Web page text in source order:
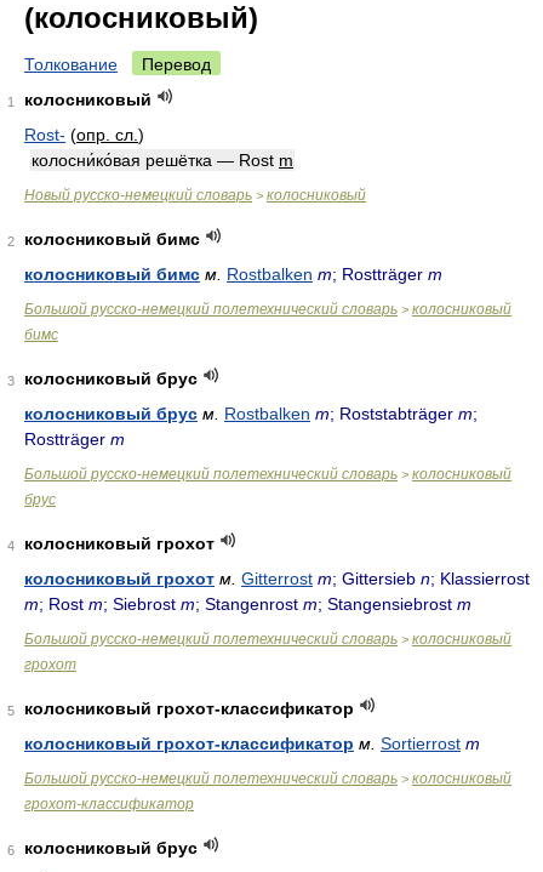
(колосниковый)
Толкование Перевод
1
колосниковый
Rost- (опр. сл. )
колосни́ко́вая решётка — Rost m
Новый русско-немецкий словарь > колосниковый
2
колосниковый бимс
колосниковый бимс м. Rostbalken m; Rostträger m
Большой русско-немецкий полетехнический словарь > колосниковый
бимс
3
колосниковый брус
колосниковый брус м. Rostbalken m; Roststabträger m;
Rostträger m
Большой русско-немецкий полетехнический словарь > колосниковый
брус
4
колосниковый грохот
колосниковый грохот м. Gitterrost m; Gittersieb n; Klassierrost
m; Rost m; Siebrost m; Stangenrost m; Stangensiebrost m
Большой русско-немецкий полетехнический словарь > колосниковый
грохот
5
колосниковый грохот-классификатор
колосниковый грохот-классификатор м. Sortierrost m
Большой русско-немецкий полетехнический словарь > колосниковый
грохот-классификатор
6
колосниковый брус